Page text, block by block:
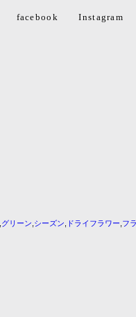
facebook Instagram
グリーン シーズン ドライフラワー フ